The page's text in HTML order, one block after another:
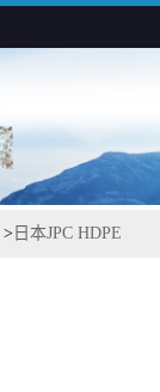
> 日本JPC HDPE